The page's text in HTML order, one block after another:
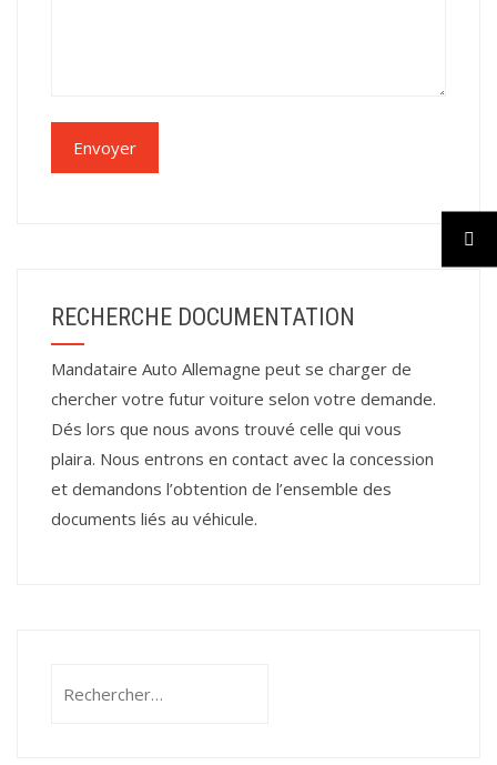
RECHERCHE DOCUMENTATION
Mandataire Auto Allemagne peut se charger de
chercher votre futur voiture selon votre demande.
Dés lors que nous avons trouvé celle qui vous
plaira. Nous entrons en contact avec la concession
et demandons l’obtention de l’ensemble des
documents liés au véhicule.